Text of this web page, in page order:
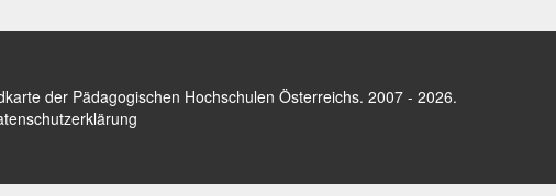
der Pädagogischen Hochschulen Österreichs. 2007 - 2026.